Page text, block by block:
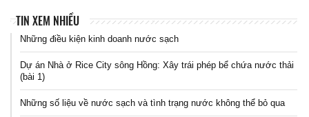
TIN XEM NHIỀU
Những điều kiện kinh doanh nước sạch
Dự án Nhà ở Rice City sông Hồng: Xây trái phép bể chứa nước thải
(bài 1)
Những số liệu về nước sạch và tình trạng nước không thể bỏ qua